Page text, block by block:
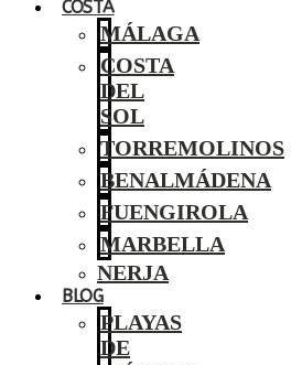
COSTA
MÁLAGA
COSTA
DEL
SOL
TORREMOLINOS
BENALMÁDENA
FUENGIROLA
MARBELLA
NERJA
BLOG
PLAYAS
DE